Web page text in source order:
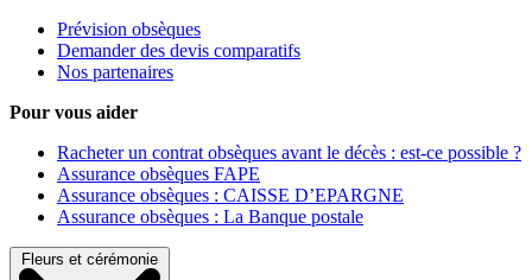
Prévision obsèques
Demander des devis comparatifs
Nos partenaires
Pour vous aider
Racheter un contrat obsèques avant le décès : est-ce possible ?
Assurance obsèques FAPE
Assurance obsèques : CAISSE D’EPARGNE
Assurance obsèques : La Banque postale
Fleurs et cérémonie